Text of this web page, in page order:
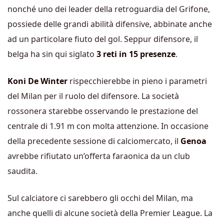
nonché uno dei leader della retroguardia del Grifone,
possiede delle grandi abilità difensive, abbinate anche
ad un particolare fiuto del gol. Seppur difensore, il
belga ha sin qui siglato 3 reti in 15 presenze.
Koni De Winter rispecchierebbe in pieno i parametri
del Milan per il ruolo del difensore. La società
rossonera starebbe osservando le prestazione del
centrale di 1.91 m con molta attenzione. In occasione
della precedente sessione di calciomercato, il Genoa
avrebbe rifiutato un’offerta faraonica da un club
saudita.
Sul calciatore ci sarebbero gli occhi del Milan, ma
anche quelli di alcune società della Premier League. La